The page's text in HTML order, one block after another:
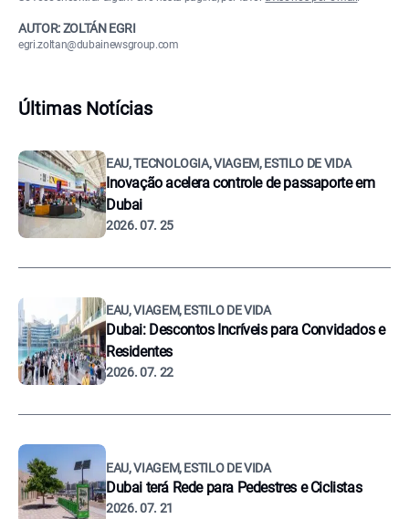
AUTOR: ZOLTÁN EGRI
egri.zoltan@dubainewsgroup.com
Últimas Notícias
EAU, TECNOLOGIA, VIAGEM, ESTILO DE VIDA
Inovação acelera controle de passaporte em
Dubai
2026. 07. 25
EAU, VIAGEM, ESTILO DE VIDA
Dubai: Descontos Incríveis para Convidados e
Residentes
2026. 07. 22
EAU, VIAGEM, ESTILO DE VIDA
Dubai terá Rede para Pedestres e Ciclistas
2026. 07. 21